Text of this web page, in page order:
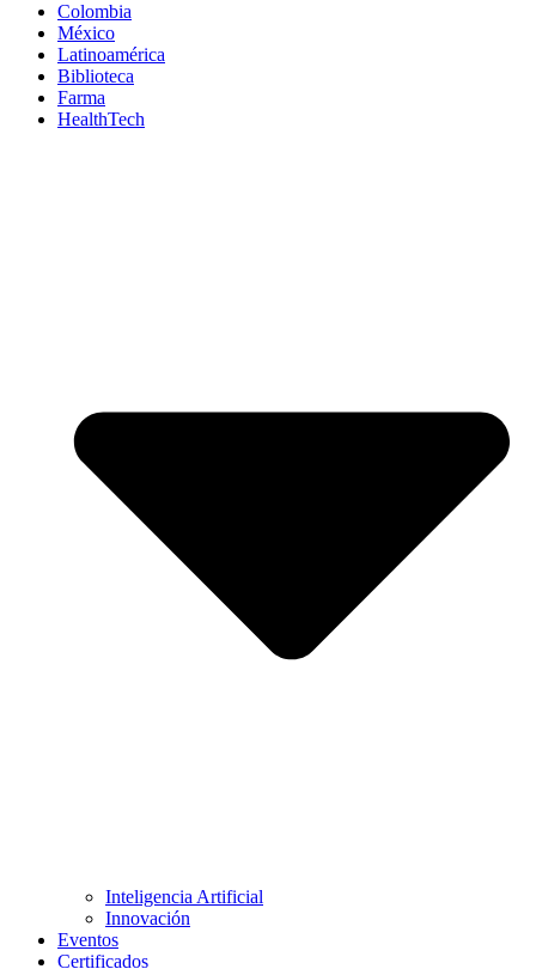
Colombia
México
Latinoamérica
Biblioteca
Farma
HealthTech
Inteligencia Artificial
Innovación
Eventos
Certificados